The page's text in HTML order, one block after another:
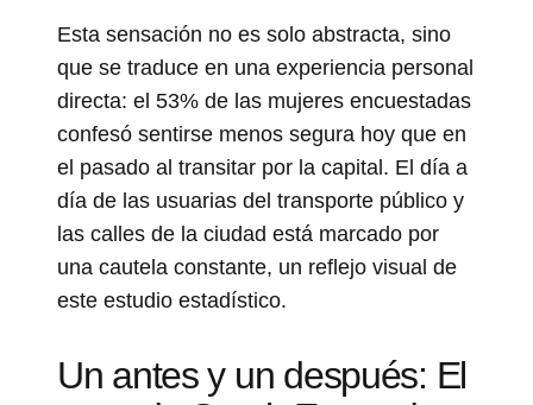
Esta sensación no es solo abstracta, sino
que se traduce en una experiencia personal
directa: el 53% de las mujeres encuestadas
confesó sentirse menos segura hoy que en
el pasado al transitar por la capital. El día a
día de las usuarias del transporte público y
las calles de la ciudad está marcado por
una cautela constante, un reflejo visual de
este estudio estadístico.
Un antes y un después: El